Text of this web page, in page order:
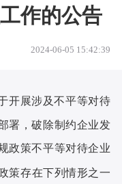
作的公告
2024-06-05 15:42:39
开展涉及不平等对待
署，破除制约企业发
政策不平等对待企业
策存在下列情形之一